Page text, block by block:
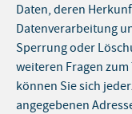
Daten, deren
Datenverarbeitung
Sperrung oder
weiteren Fragen
können Sie sich
angegebenen